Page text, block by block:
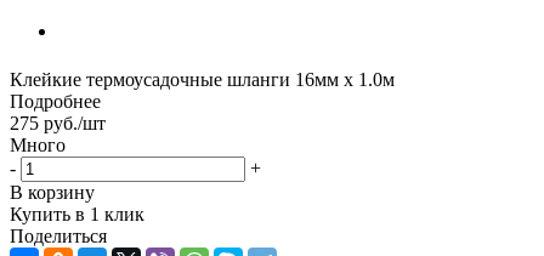
Клейкие термоусадочные шланги 16мм х 1.0м
Подробнее
275 руб./шт
Много
-
+
В корзину
Купить в 1 клик
Поделиться